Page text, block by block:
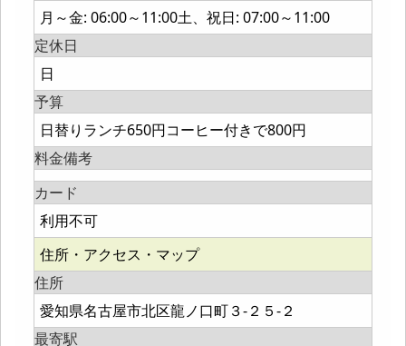
月～金: 06:00～11:00土、祝日: 07:00～11:00
定休日
日
予算
日替りランチ650円コーヒー付きで800円
料金備考
カード
利用不可
住所・アクセス・マップ
住所
愛知県名古屋市北区龍ノ口町３-２５-２
最寄駅